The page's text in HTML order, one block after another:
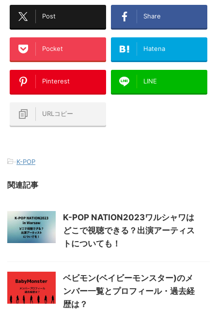
Post Share
Pocket Hatena
Pinterest LINE
URLコピー
-K-POP
関連記事
K-POP NATION2023ワルシャワは
どこで視聴できる？出演アーティス
トについても！
ベビモン(ベイビーモンスター)のメ
ンバー一覧とプロフィール・過去経
歴は？